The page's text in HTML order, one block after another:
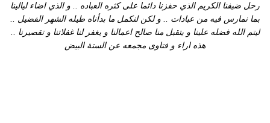
رحل ضيفنا الكريم الذي حفزنا دائما على كثره العباده .. و الذي اضاء ليالينا
بما نمارس فيه من عبادات .. و لكن لنكمل ما بدأناه طيله الشهر الفضيل ..
ليتم الله فضله علينا و يتقبل منا صالح اعمالنا و يغفر لنا غفلاتنا و تقصيرنا ..
هذه اراء و فتاوى مجمعه عن الستة البيض